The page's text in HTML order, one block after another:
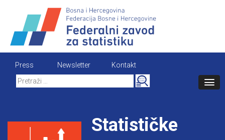
content
Press Newsletter
Kontakt
Search
for:
Statističke